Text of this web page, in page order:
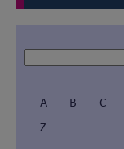
A B C
Z